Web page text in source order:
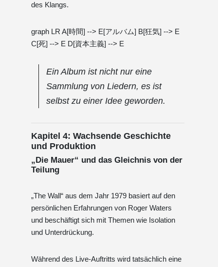
des Klangs.
graph LR A[時間] --> E[アルバム] B[狂気] --> E
C[死] --> E D[資本主義] --> E
Ein Album ist nicht nur eine
Sammlung von Liedern, es ist
selbst zu einer Idee geworden.
Kapitel 4: Wachsende Geschichte
und Produktion
„Die Mauer“ und das Gleichnis von der
Teilung
„The Wall“ aus dem Jahr 1979 basiert auf den
persönlichen Erfahrungen von Roger Waters
und beschäftigt sich mit Themen wie Isolation
und Unterdrückung.
Während des Live-Auftritts wird tatsächlich eine